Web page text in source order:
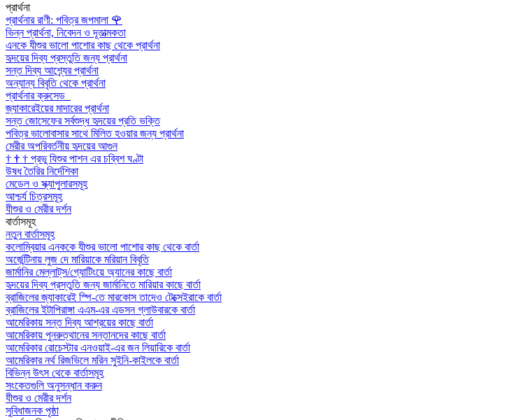
প্রার্থনা
প্রার্থনার রাণী: পবিত্র জপমালা 🌹
ভিন্ন প্রার্থনা, নিবেদন ও দূতাত্মকতা
এনকে যীশুর ভালো পাশোর কাছ থেকে প্রার্থনা
হৃদয়ের দিব্য প্রস্তুতি জন্য প্রার্থনা
সন্ত দিব্য আশ্র্যের প্রার্থনা
অন্যান্য বিবৃতি থেকে প্রার্থনা
প্রার্থনার ক্রুসেড
জ্যাকারেইয়ের মাদারের প্রার্থনা
সন্ত জোসেফের সর্বশুদ্ধ হৃদয়ের প্রতি ভক্তি
পবিত্র ভালোবাসার সাথে মিলিত হওয়ার জন্য প্রার্থনা
মেরীর অপরিবর্তনীয় হৃদয়ের আগুন
† † † প্রভু যিশুর পাশন এর চব্বিশ ঘণ্টা
উষধ তৈরির নির্দেশিকা
মেডেল ও স্ক্যাপুলারসমূহ
আশ্চর্য চিত্রসমূহ
যীশুর ও মেরীর দর্শন
বার্তাসমূহ
নতুন বার্তাসমূহ
কলোম্বিয়ার এনককে যীশুর ভালো পাশোর কাছ থেকে বার্তা
অর্জেন্টিনায় লুজ দে মারিয়াকে মরিয়ান বিবৃতি
জার্মানির মেল্লাট্‌স/গ্যোটিংয়ে অ্যানের কাছে বার্তা
হৃদয়ের দিব্য প্রস্তুতি জন্য জার্মানিতে মারিয়ার কাছে বার্তা
ব্রাজিলের জ্যাকারেই স্পি-তে মারকোস তাদেও টেক্সেইরাকে বার্তা
ব্রাজিলের ইটাপিরাঙ্গা এএম-এর এডসন গ্লাউবারকে বার্তা
আমেরিকায় সন্ত দিব্য আশ্রয়ের কাছে বার্তা
আমেরিকায় পুনরুত্থানের সন্তানদের কাছে বার্তা
আমেরিকার রোচেস্টার এনওয়াই-এর জন লিয়ারিকে বার্তা
আমেরিকার নর্থ রিজভিলে মরিন সুইনি-কাইলকে বার্তা
বিভিন্ন উৎস থেকে বার্তাসমূহ
সংকেতগুলি অনুসন্ধান করুন
যীশুর ও মেরীর দর্শন
সুবিধাজনক পৃষ্ঠা